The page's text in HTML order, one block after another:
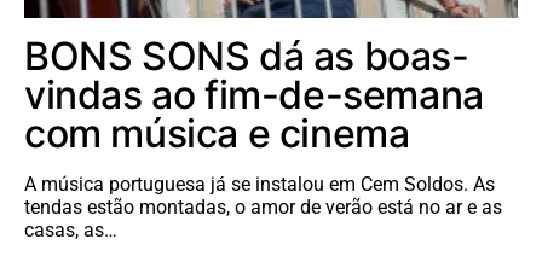
BONS SONS dá as boas-
vindas ao fim-de-semana
com música e cinema
A música portuguesa já se instalou em Cem Soldos. As
tendas estão montadas, o amor de verão está no ar e as
casas, as…